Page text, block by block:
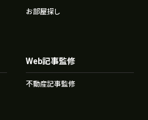
お部屋探し
Web記事監修
不動産記事監修